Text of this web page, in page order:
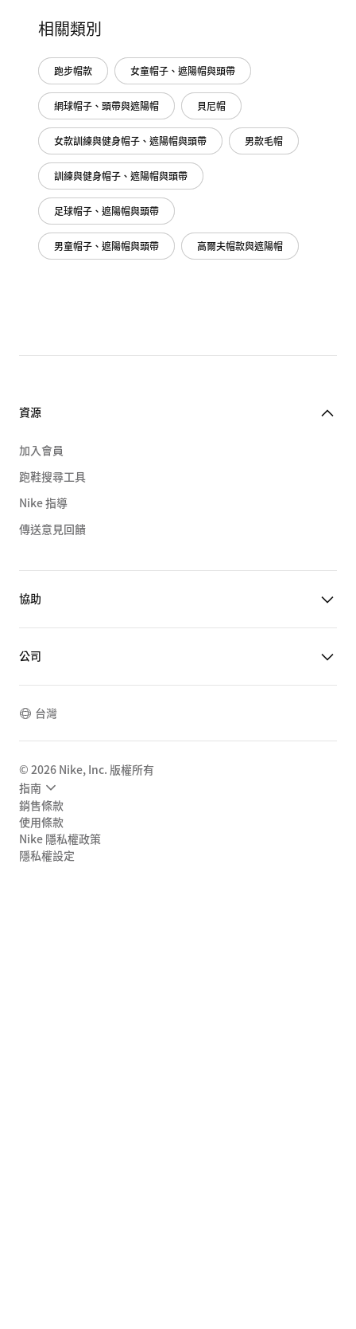
相關類別
跑步帽款 女童帽子、遮陽帽與頭帶
網球帽子、頭帶與遮陽帽 貝尼帽
女款訓練與健身帽子、遮陽帽與頭帶 男款毛帽
訓練與健身帽子、遮陽帽與頭帶
足球帽子、遮陽帽與頭帶
男童帽子、遮陽帽與頭帶 高爾夫帽款與遮陽帽
資源
加入會員
跑鞋搜尋工具
Nike 指導
傳送意見回饋
協助
公司
台灣
© 2026 Nike, Inc. 版權所有
指南
銷售條款
使用條款
Nike 隱私權政策
隱私權設定